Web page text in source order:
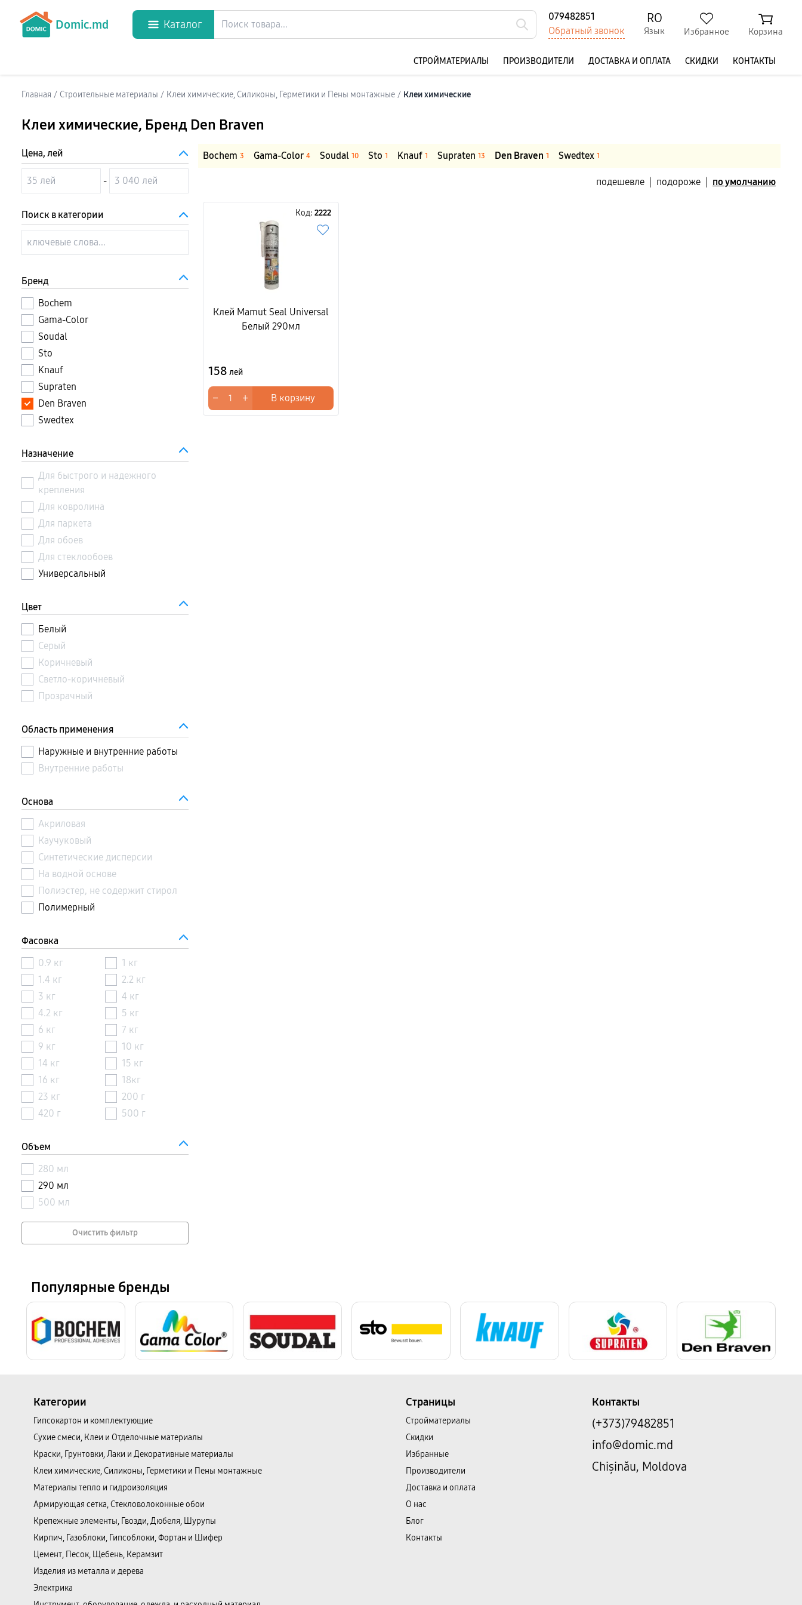
Domic.md Каталог
079482851
Обратный звонок
RO
Язык Избранное Корзина
CТРОЙМАТЕРИАЛЫ ПРОИЗВОДИТЕЛИ ДОСТАВКА И ОПЛАТА СКИДКИ КОНТАКТЫ
Главная / Строительные материалы / Клеи химические, Силиконы, Герметики и Пены монтажные / Клеи химические
Клеи химические, Бренд Den Braven
Bochem 3 Gama-Color 4 Soudal 10 Sto 1 Knauf 1 Supraten 13 Den Braven 1 Swedtex 1
подешевле подороже по умолчанию
Код: 2222
Клей Mamut Seal Universal
Белый 290мл
158 лей
− + В корзину
Цена, лей
-
Поиск в категории
Бренд
Bochem
Gama-Color
Soudal
Sto
Knauf
Supraten
Den Braven
Swedtex
Назначение
Для быстрого и надежного
крепления
Для ковролина
Для паркета
Для обоев
Для стеклообоев
Универсальный
Цвет
Белый
Серый
Коричневый
Светло-коричневый
Прозрачный
Область применения
Наружные и внутренние работы
Внутренние работы
Основа
Акриловая
Каучуковый
Синтетические дисперсии
На водной основе
Полиэстер, не содержит стирол
Полимерный
Фасовка
0.9 кг
1 кг
1.4 кг
2.2 кг
3 кг
4 кг
4.2 кг
5 кг
6 кг
7 кг
9 кг
10 кг
14 кг
15 кг
16 кг
18кг
23 кг
200 г
420 г
500 г
Объем
280 мл
290 мл
500 мл
Очистить фильтр
Популярные бренды
Категории
Гипсокартон и комплектующие
Сухие смеси, Клеи и Отделочные материалы
Краски, Грунтовки, Лаки и Декоративные материалы
Клеи химические, Силиконы, Герметики и Пены монтажные
Материалы тепло и гидроизоляция
Армирующая сетка, Стекловолоконные обои
Крепежные элементы, Гвозди, Дюбеля, Шурупы
Кирпич, Газоблоки, Гипсоблоки, Фортан и Шифер
Цемент, Песок, Щебень, Керамзит
Изделия из металла и дерева
Электрика
Страницы
Cтройматериалы
Скидки
Избранные
Производители
Доставка и оплата
О нас
Блог
Контакты
Контакты
(+373)79482851
info@domic.md
Chișinău, Moldova